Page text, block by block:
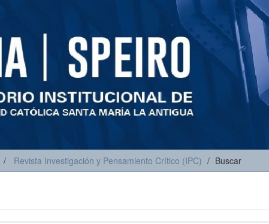
Revista Investigación y Pensamiento Crítico (IPC) Buscar